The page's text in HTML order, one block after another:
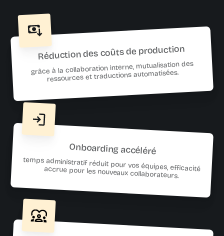
Réduction des coûts de production
grâce à la collaboration interne, mutualisation des
ressources et traductions automatisées.
Onboarding accéléré
temps administratif réduit pour vos équipes, efficacité accrue pour les nouveaux collaborateurs.